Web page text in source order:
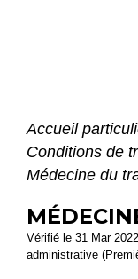
Accueil
Conditions de
Médecine du
Vérifié le 31 Mar
administrative